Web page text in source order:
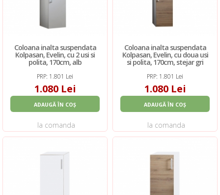
Coloana inalta suspendata
Kolpasan, Evelin, cu 2 usi si
polita, 170cm, alb
PRP: 1.801 Lei
1.080 Lei
ADAUGĂ ÎN COȘ
la comanda
Coloana inalta suspendata
Kolpasan, Evelin, cu doua usi
si polita, 170cm, stejar gri
PRP: 1.801 Lei
1.080 Lei
ADAUGĂ ÎN COȘ
la comanda